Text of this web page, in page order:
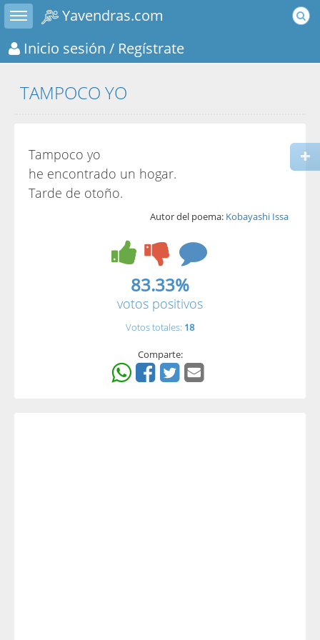
Toggle sidebar
Yavendras.com
Inicio sesión / Regístrate
TAMPOCO YO
Tampoco yo
he encontrado un hogar.
Tarde de otoño.
Autor del poema: Kobayashi Issa
83.33%
votos positivos
Votos totales: 18
Comparte: